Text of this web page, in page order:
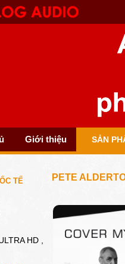
Giới thiệu SẢN
TẾ
HD ,
PETE